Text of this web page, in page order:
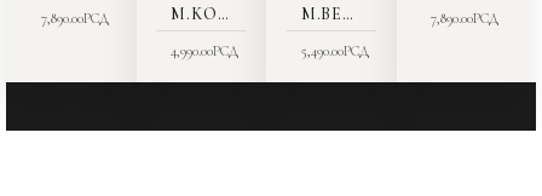
7,890.00РСД M.KOŠULJA 7127-23
4,990.00РСД
M.BERMUDE 1431-13
5,490.00РСД
7,890.00РСД